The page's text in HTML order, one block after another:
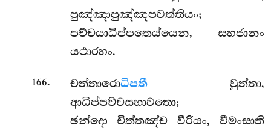
පුඤ්ඤාපුඤ්ඤපවත්තියං;
පච්චයාධිප්පතෙය්යෙන, සහජානං
යථාරහං.
166. චත්තාරොධිපතීවුත්තා,
ආධිප්පච්චසභාවතො;
ඡන්දො චිත්තඤ්ච වීරියං, වීමංසාති